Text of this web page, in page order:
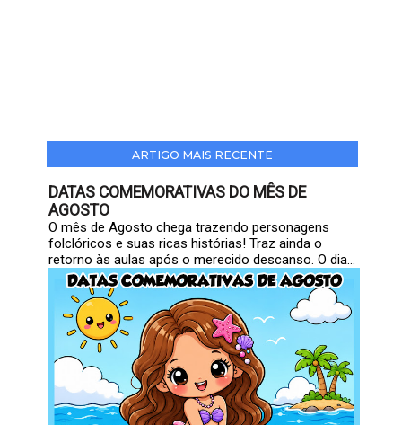
ARTIGO MAIS RECENTE
DATAS COMEMORATIVAS DO MÊS DE
AGOSTO
O mês de Agosto chega trazendo personagens
folclóricos e suas ricas histórias! Traz ainda o
retorno às aulas após o merecido descanso. O dia...